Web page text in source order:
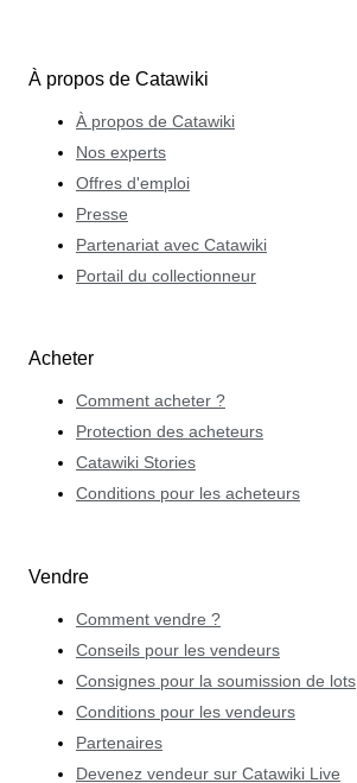
À propos de Catawiki
À propos de Catawiki
Nos experts
Offres d'emploi
Presse
Partenariat avec Catawiki
Portail du collectionneur
Acheter
Comment acheter ?
Protection des acheteurs
Catawiki Stories
Conditions pour les acheteurs
Vendre
Comment vendre ?
Conseils pour les vendeurs
Consignes pour la soumission de lots
Conditions pour les vendeurs
Partenaires
Devenez vendeur sur Catawiki Live